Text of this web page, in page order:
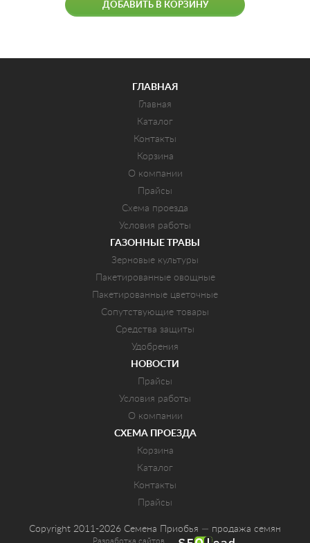
ДОБАВИТЬ В КОРЗИНУ
ГЛАВНАЯ
Главная
Каталог
Контакты
Корзина
О компании
Прайсы
Схема проезда
Условия работы
ГАЗОННЫЕ ТРАВЫ
Зерновые культуры
Пакетированные овощные
Пакетированные цветочные
Сопутствующие товары
Средства защиты
Удобрения
НОВОСТИ
Прайсы
Условия работы
О компании
СХЕМА ПРОЕЗДА
Корзина
Каталог
Контакты
Прайсы
Copyright 2011-2026 Семена Приобья — продажа семян
Разработка сайтов